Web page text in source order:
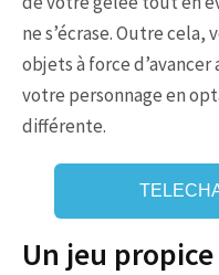
ne s’écrase. Outre cela,
objets à force
votre personnage en
différente.
Un jeu